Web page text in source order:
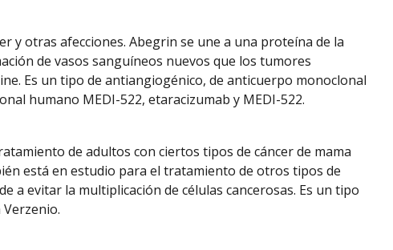
y otras afecciones. Abegrin se une a una proteína de la
de vasos sanguíneos nuevos que los tumores
Es un tipo de antiangiogénico, de anticuerpo monoclonal
humano MEDI-522, etaracizumab y MEDI-522.
de adultos con ciertos tipos de cáncer de mama
está en estudio para el tratamiento de otros tipos de
a evitar la multiplicación de células cancerosas. Es un tipo